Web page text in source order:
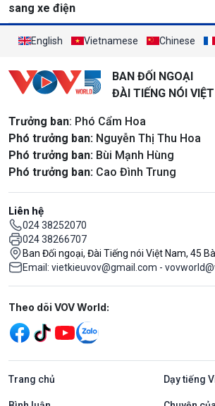
sang xe điện
English Vietnamese Chinese
BAN ĐỐI NGOẠI
ĐÀI TIẾNG NÓI
Trưởng ban: Phó Cẩm Hoa
Phó trưởng ban: Nguyễn Thị Thu Hoa
Phó trưởng ban: Bùi Mạnh Hùng
Phó trưởng ban: Cao Đình Trung
Liên hệ
024 38252070
024 38266707
Ban Đối ngoại, Đài Tiếng nói Việt Nam, 45
Email: vietkieuvov@gmail.com -
Mạng xã hội
Theo dõi VOV World:
Trang chủ Dạy tiếng